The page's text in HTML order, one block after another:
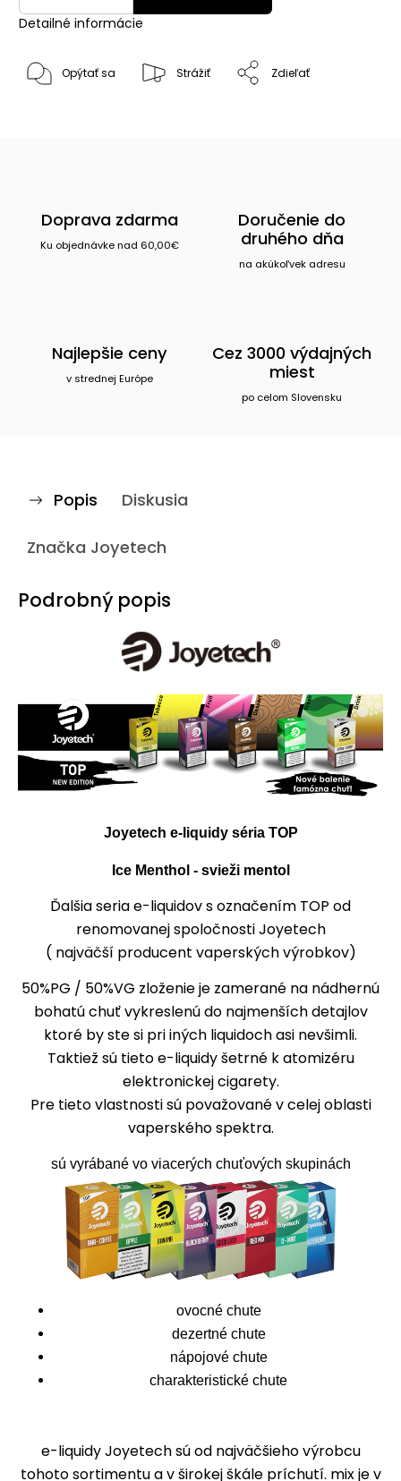
Detailné informácie
Opýtať sa Strážiť Zdieľať
Doprava zdarma
Ku objednávke nad 60,00€
Doručenie do
druhého dňa
na akúkoľvek adresu
Najlepšie ceny
v strednej Európe
Cez 3000 výdajných
miest
po celom Slovensku
Popis Diskusia
Značka Joyetech
Podrobný popis
Joyetech e-liquidy séria TOP
Ice Menthol - svieži mentol
Ďalšia seria e-liquidov s označením TOP od
renomovanej spoločnosti Joyetech
( najväčší producent vaperských výrobkov)
50%PG / 50%VG zloženie je zamerané na nádhernú
bohatú chuť vykreslenú do najmenších detajlov
ktoré by ste si pri iných liquidoch asi nevšimli.
Taktiež sú tieto e-liquidy šetrné k atomizéru
elektronickej cigarety.
Pre tieto vlastnosti sú považované v celej oblasti
vaperského spektra.
sú vyrábané vo viacerých chuťových skupinách
ovocné chute
dezertné chute
nápojové chute
charakteristické chute
e-liquidy Joyetech sú od najväčšieho výrobcu
tohoto sortimentu a v širokej škále príchutí. mix je v